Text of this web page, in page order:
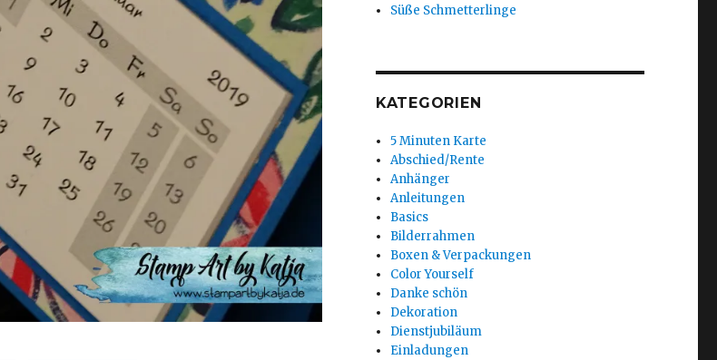
Süße Schmetterlinge
KATEGORIEN
5 Minuten Karte
Abschied/Rente
Anhänger
Anleitungen
Basics
Bilderrahmen
Boxen & Verpackungen
Color Yourself
Danke schön
Dekoration
Dienstjubiläum
Einladungen